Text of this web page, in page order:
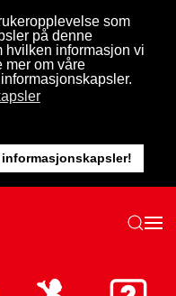
som
på denne
hvilken informasjon vi
mer om våre